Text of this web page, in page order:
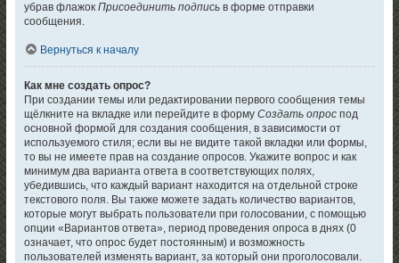
убрав флажокПрисоединить подпись в форме отправки
сообщения.
Вернуться к началу
Как мне создать опрос?
При создании темы или редактировании первого сообщения темы
щёлкните на вкладке или перейдите в формуСоздать опрос под
основной формой для создания сообщения, в зависимости от
используемого стиля; если вы не видите такой вкладки или формы,
то вы не имеете прав на создание опросов. Укажите вопрос и как
минимум два варианта ответа в соответствующих полях,
убедившись, что каждый вариант находится на отдельной строке
текстового поля. Вы также можете задать количество вариантов,
которые могут выбрать пользователи при голосовании, с помощью
опции «Вариантов ответа», период проведения опроса в днях (0
означает, что опрос будет постоянным) и возможность
пользователей изменять вариант, за который они проголосовали.